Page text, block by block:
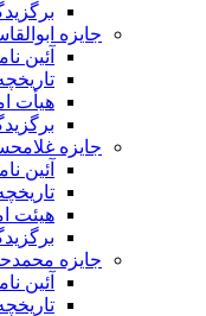
جایزه
آئین
هیأت
جایزه
آئین
هیئت
جایزه
آئین